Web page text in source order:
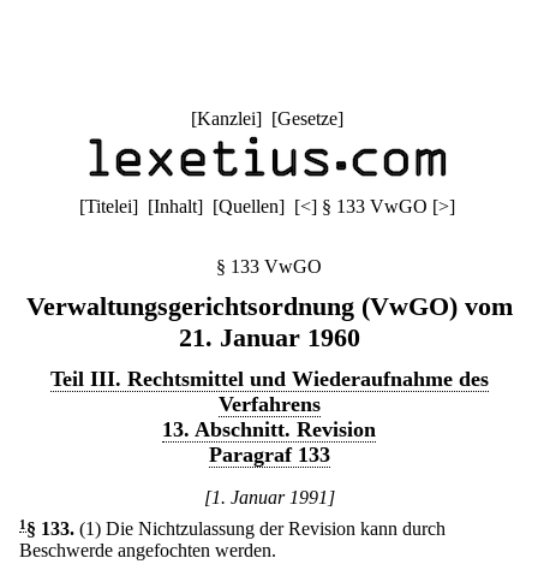
[Kanzlei] [Gesetze]
[Titelei] [Inhalt] [Quellen] [<] § 133 VwGO [>]
§ 133 VwGO
Verwaltungsgerichtsordnung (VwGO) vom
21. Januar 1960
Teil III. Rechtsmittel und Wiederaufnahme des
Verfahrens
13. Abschnitt. Revision
Paragraf 133
[1. Januar 1991]
1 § 133. (1) Die Nichtzulassung der Revision kann durch
Beschwerde angefochten werden.